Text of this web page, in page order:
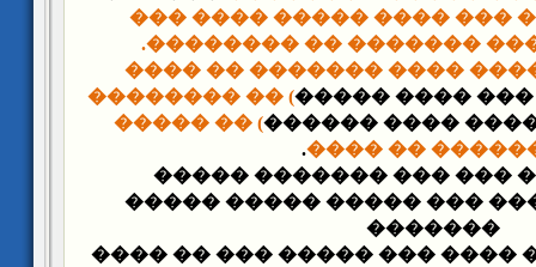
�� �� ������� ��� ����
������� � ���� �������
����� ���� ������� ��
��� ��� ����
) �� ��������
��� ��� ����
) �� �����
������� ��
.
- �� ��� 1908� � ��� ��� �������
��������� ���� ���
�������
- �� ��� 1914� ���� ���� ��� ����� ���